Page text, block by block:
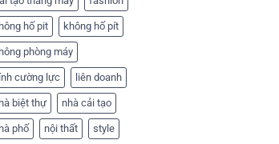
hố pit không hố pít
phòng máy
cường lực liên doanh
biệt thự nhà cải tạo
phố nội thất style